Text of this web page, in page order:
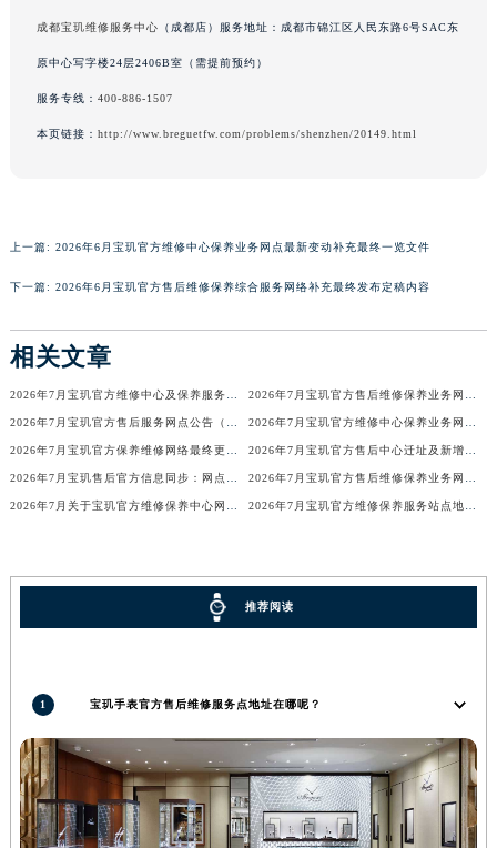
海南省东方市八所镇解放西路宝玑售后服务中心（需提前预约）
海南省琼海市嘉积镇东风路宝玑售后服务中心（需提前预约）
河南省鹤壁市淇滨区九州路宝玑售后服务中心（需提前预约）
河南省济源市沁园街道济水大道宝玑售后服务中心（需提前预约）
河南省南阳市宛城区范蠡东路与南都路交叉口宝玑售后服务中心（需提前预约）
河南省平顶山市卫东区建设路宝玑售后服务中心（需提前预约）
河南省商丘市梁园区神火大道宝玑售后服务中心（需提前预约）
河南省新乡市红旗区人民路宝玑售后服务中心（需提前预约）
河南省信阳市浉河区东方红大道宝玑售后服务中心（需提前预约）
河南省许昌市魏都区建安大道与八龙路交叉口宝玑售后服务中心（需提前预约）
河南省郑州市二七区民主路10号华润大厦29层2905室宝玑售后服务中心（需提前预约）
成都宝玑维修服务中心 （成都店）服务地址：成都市锦江区人民东路6号SAC东
原中心写字楼24层2406B室（需提前预约）
服务专线： 400-886-1507
本页链接： http://www.breguetfw.com/problems/shenzhen/20149.html
上一篇: 2026年6月宝玑官方维修中心保养业务网点最新变动补充最终一览文件
下一篇: 2026年6月宝玑官方售后维修保养综合服务网络补充最终发布定稿内容
相关文章
2026年7月宝玑官方维修中心及保养服务中心迁移与增设补充确认文件内容 2026年7月宝玑官方售后维修保养业务网点最终重新配置最终通知确认
2026年7月宝玑官方售后服务网点公告（迁址+新店版） 2026年7月宝玑官方维修中心保养业务网点最新变动补充确认说明
2026年7月宝玑官方保养维修网络最终更新（含搬迁与新增店面）最终确认终稿 2026年7月宝玑官方售后中心迁址及新增网点一览
2026年7月宝玑售后官方信息同步：网点迁址+新店开业 2026年7月宝玑官方售后维修保养业务网点调整补充方案（迁址新开）文本正式发布
2026年7月关于宝玑官方维修保养中心网点搬迁新增的正式文件内容全面公开 2026年7月宝玑官方维修保养服务站点地址变动补充全记录
推荐阅读
1 宝玑手表官方售后维修服务点地址在哪呢？